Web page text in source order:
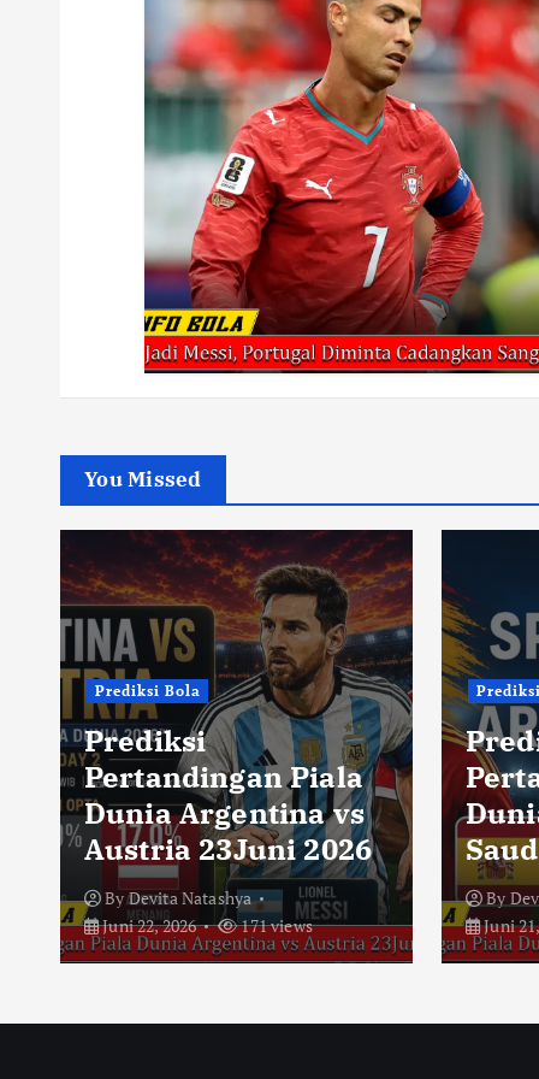
You Missed
Prediksi Bola
Prediksi
Pertandingan Piala
Dunia Argentina vs
Austria 23Juni 2026
ByDevita Natashya
Juni 22, 2026
171 views
By
Juni